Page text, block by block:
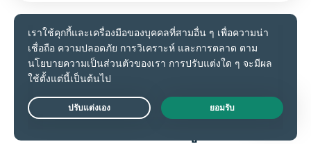
รับ VPN ที่ดีที่สุด
แนวคิด VPN ขั้นสูง (สำหรับ
Live Chat